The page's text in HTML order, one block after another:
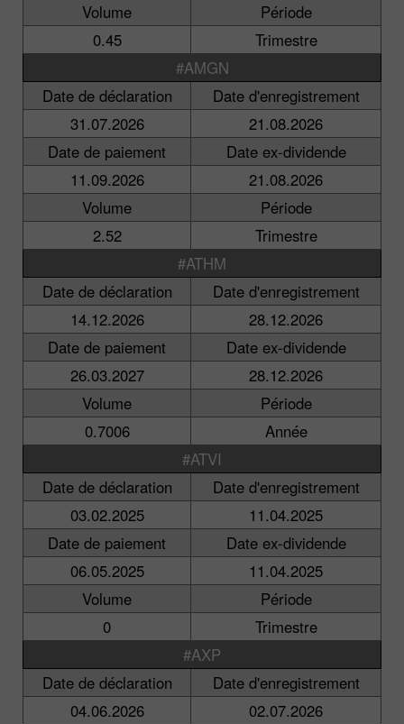
Volume
Période
0.45
Trimestre
#AMGN
Date de déclaration
Date d'enregistrement
31.07.2026
21.08.2026
Date de paiement
Date ex-dividende
11.09.2026
21.08.2026
Volume
Période
2.52
Trimestre
#ATHM
Date de déclaration
Date d'enregistrement
14.12.2026
28.12.2026
Date de paiement
Date ex-dividende
26.03.2027
28.12.2026
Volume
Période
0.7006
Année
#ATVI
Date de déclaration
Date d'enregistrement
03.02.2025
11.04.2025
Date de paiement
Date ex-dividende
06.05.2025
11.04.2025
Volume
Période
0
Trimestre
#AXP
Date de déclaration
Date d'enregistrement
04.06.2026
02.07.2026